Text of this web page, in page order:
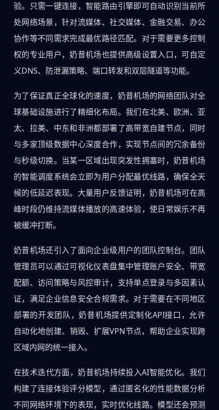
验。只需一键连接，智能路由引擎即可自动识别当前所
处网络场景，针对流媒体、社交媒体、金融交易、办公
协作等不同需求完成最优路径匹配。对于需要更多控制
权的专业用户，奶昔机场也提供高级设置入口，可自定
义DNS、防泄漏策略、端口转发和双层隧道等功能。
为了保证真正全球化的速度，奶昔机场的网络团队对全
球基础设施进行了精细化布局。我们在北美、欧洲、亚
太、拉美、中东和非洲都部署了高带宽自建节点，同时
与多家顶级数据中心深度合作，实现节点间的冗余备份
与秒级切换。当某一区域出现突发性拥塞时，奶昔机场
的智能调度系统会立即为用户分配最优线路，确保全天
候的低延迟表现。大量用户反馈证明，奶昔机场可在高
峰时段仍维持流媒体播放的高速体验，使日常娱乐不再
被缓冲打断。
奶昔机场还引入了面向企业级用户的团队控制台。团队
管理员可以通过可视化仪表盘集中管理账户安全、带宽
配额、访问策略与风控审计，支持单点登录与多因素认
证，满足企业信息安全合规需求。对于需要在不同地区
部署的开发团队，奶昔机场提供定制化API接口，允许
自动化地创建、销毁、扩展VPN节点，帮助企业实现跨
区域内网的统一接入。
在技术迭代方面，奶昔机场持续投入AI智能优化。我们
构建了连接体验评分模型，通过匿名化的性能数据分析
不同网络环境下的表现，实时优化线路。模型还会预测